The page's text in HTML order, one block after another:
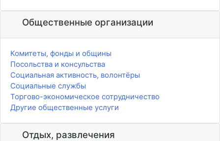
Общественные организации
Комитеты, фонды и общины
Посольства и консульства
Социальная активность, волонтёры
Социальные службы
Торгово-экономическое сотрудничество
Другие общественные услуги
Отдых, развлечения